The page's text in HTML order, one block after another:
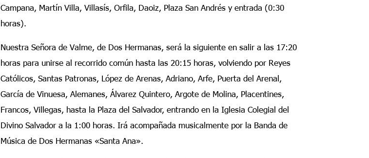
Campana, Martín Villa, Villasís, Orfila, Daoiz, Plaza San Andrés y entrada (0:30
horas).
Nuestra Señora de Valme, de Dos Hermanas, será la siguiente en salir a las 17:20
horas para unirse al recorrido común hasta las 20:15 horas, volviendo por Reyes
Católicos, Santas Patronas, López de Arenas, Adriano, Arfe, Puerta del Arenal,
García de Vinuesa, Alemanes, Álvarez Quintero, Argote de Molina, Placentines,
Francos, Villegas, hasta la Plaza del Salvador, entrando en la Iglesia Colegial del
Divino Salvador a la 1:00 horas. Irá acompañada musicalmente por la Banda de
Música de Dos Hermanas «Santa Ana».